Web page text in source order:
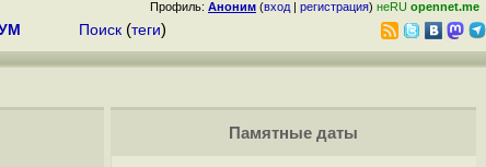
Профиль: Аноним (вход | регистрация) неRU opennet.me
Поиск (теги)
Памятные даты